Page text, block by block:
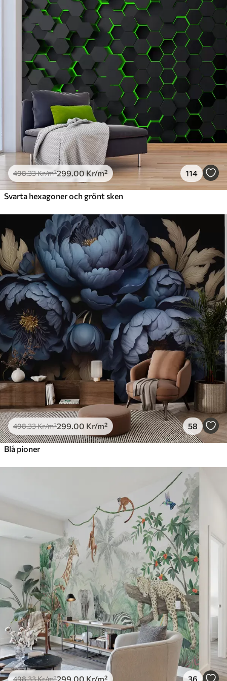
Premium
.67379 .00Kr /m²
Premiumvinyl
725.00 435.00Kr
Peel and Stick
900.00540.00Kr/m²
498.33Kr/m²299 .00 Kr/m² 114
Svarta hexagoner och grönt sken
498.33Kr/m²299 .00 Kr/m² 58
Blå pioner
498.33Kr/m²299 .00 Kr/m² 36